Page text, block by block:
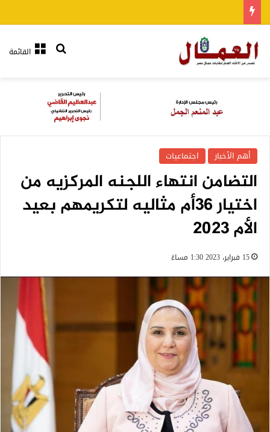
القائمةبحث عن
أهم الأخبار اجتماعيات
التضامن انتهاء اللجنه المركزيه من
اختيار 36أم مثاليه لتكريمهم بعيد
الأم 2023
15 فبراير، 2023 1:30 مساءً